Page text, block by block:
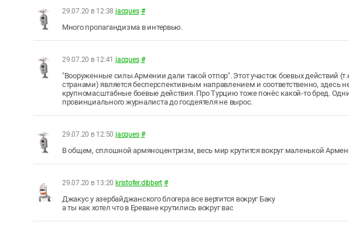
29.07.20 в 12:38 jacques #
Много пропагандизма в интервью.
29.07.20 в 12:41 jacques #
"Вооруженные силы Армении дали такой отпор". Этот участок боевых действий
странами) является бесперспективным направлением и соответственно, здесь
крупномасштабные боевые действия. Про Турцию тоже понёс какой-то бред.
провинциального журналиста до госдеятеля не вырос.
29.07.20 в 12:50 jacques #
В общем, сплошной армяноцентризм, весь мир крутится вокруг маленькой
29.07.20 в 13:20 kristofer.dibbert #
Джакус у азербайджанского блогера все вертится вокруг Баку
а ты как хотел что в Ереване крутились вокруг вас